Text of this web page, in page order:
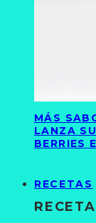
MÁS
LANZA
BERRIES
RECETAS